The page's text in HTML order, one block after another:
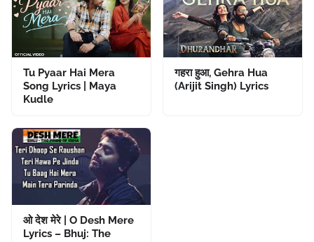
Tu Pyaar Hai Mera
Song Lyrics | Maya
Kudle
गहरा हुआ, Gehra Hua
(Arijit Singh) Lyrics
ओ देश मेरे | O Desh Mere
Lyrics – Bhuj: The